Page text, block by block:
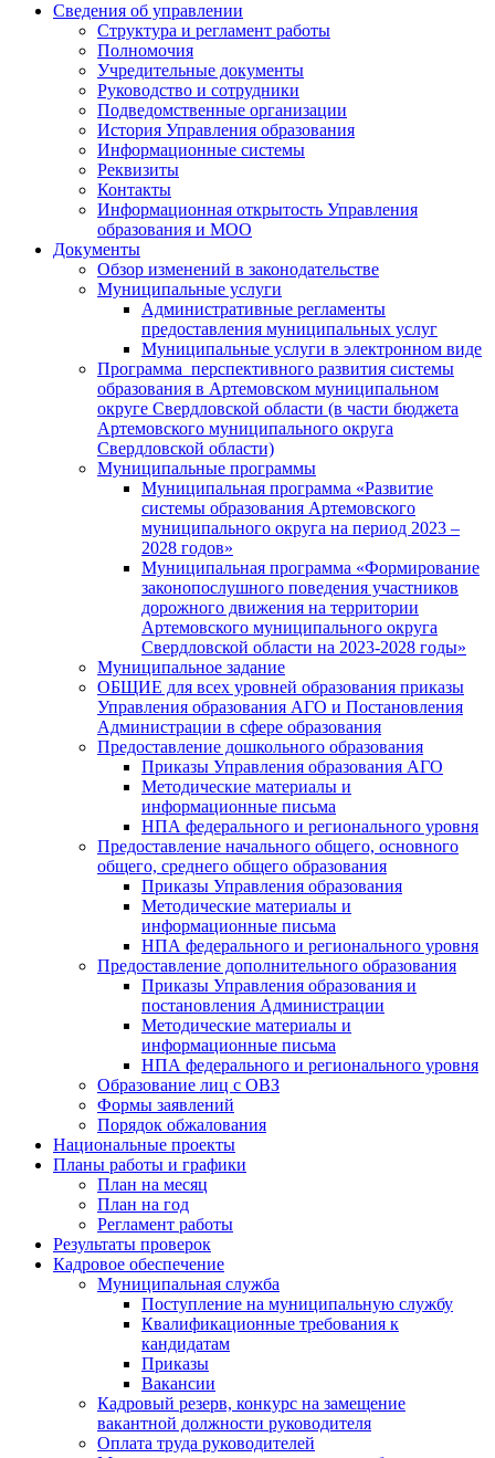
Сведения об управлении
Структура и регламент работы
Полномочия
Учредительные документы
Руководство и сотрудники
Подведомственные организации
История Управления образования
Информационные системы
Реквизиты
Контакты
Информационная открытость Управления
образования и МОО
Документы
Обзор изменений в законодательстве
Муниципальные услуги
Административные регламенты
предоставления муниципальных услуг
Муниципальные услуги в электронном виде
Программа перспективного развития системы
образования в Артемовском муниципальном
округе Свердловской области (в части бюджета
Артемовского муниципального округа
Свердловской области)
Муниципальные программы
Муниципальная программа «Развитие
системы образования Артемовского
муниципального округа на период 2023 –
2028 годов»
Муниципальная программа «Формирование
законопослушного поведения участников
дорожного движения на территории
Артемовского муниципального округа
Свердловской области на 2023-2028 годы»
Муниципальное задание
ОБЩИЕ для всех уровней образования приказы
Управления образования АГО и Постановления
Администрации в сфере образования
Предоставление дошкольного образования
Приказы Управления образования АГО
Методические материалы и
информационные письма
НПА федерального и регионального уровня
Предоставление начального общего, основного
общего, среднего общего образования
Приказы Управления образования
Методические материалы и
информационные письма
НПА федерального и регионального уровня
Предоставление дополнительного образования
Приказы Управления образования и
постановления Администрации
Методические материалы и
информационные письма
НПА федерального и регионального уровня
Образование лиц с ОВЗ
Формы заявлений
Порядок обжалования
Национальные проекты
Планы работы и графики
План на месяц
План на год
Регламент работы
Результаты проверок
Кадровое обеспечение
Муниципальная служба
Поступление на муниципальную службу
Квалификационные требования к
кандидатам
Приказы
Вакансии
Кадровый резерв, конкурс на замещение
вакантной должности руководителя
Оплата труда руководителей